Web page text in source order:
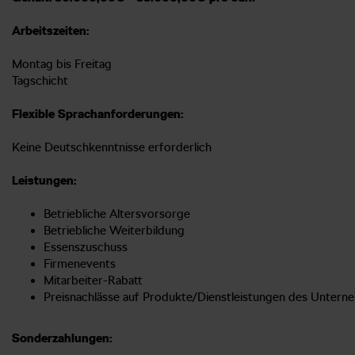
Arbeitszeiten:
Montag bis Freitag
Tagschicht
Flexible Sprachanforderungen:
Keine Deutschkenntnisse erforderlich
Leistungen:
Betriebliche Altersvorsorge
Betriebliche Weiterbildung
Essenszuschuss
Firmenevents
Mitarbeiter-Rabatt
Preisnachlässe auf Produkte/Dienstleistungen des
Sonderzahlungen: